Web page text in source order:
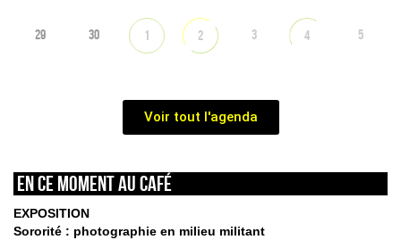
29 30 1 2 3 4 5
Voir tout l'agenda
En ce moment au café
EXPOSITION
Sororité : photographie en milieu militant